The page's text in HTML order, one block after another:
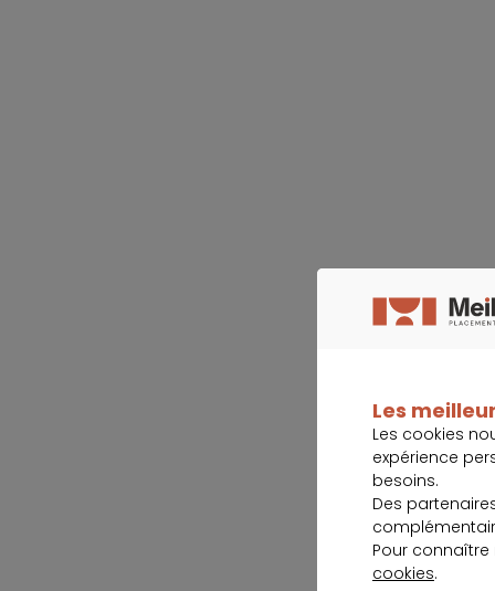
Les
Les cookies
expérience
besoins.
Des
Pour
cookies.